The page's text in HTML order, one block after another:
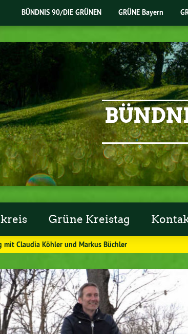
BÜNDNIS 90/DIE GRÜNEN GRÜNE Bayern
Grüne Kreistag
mit Claudia Köhler und Markus Büchler